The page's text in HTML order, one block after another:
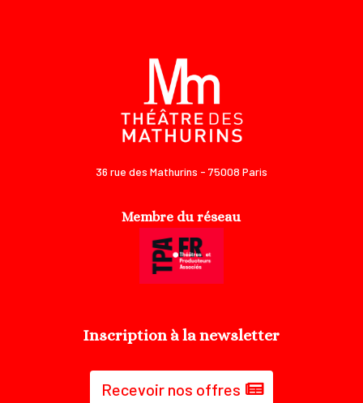
36 rue des Mathurins - 75008 Paris
Membre du réseau
Inscription à la newsletter
Recevoir nos offres